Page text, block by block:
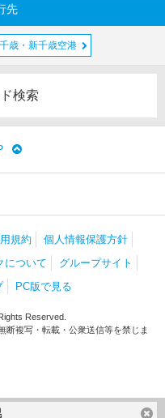
先
千歳・新千歳空港
検索
規約
個人情報保護方針
について
グループサイト
PC版で見る
Reserved.
断複写・転載・公衆送信等を禁じま